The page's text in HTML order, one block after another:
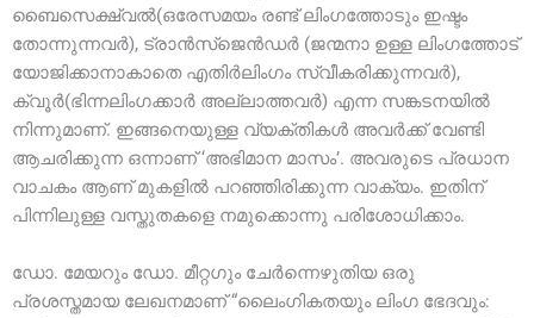
ബൈസെക്ഷ്വൽ(ഒരേസമയം രണ്ട് ലിംഗത്തോടും ഇഷ്ടം
തോന്നുന്നവർ), ട്രാൻസ്ജെൻഡർ (ജന്മനാ ഉള്ള ലിംഗത്തോട്
യോജിക്കാനാകാതെ എതിർലിംഗം സ്വീകരിക്കുന്നവർ),
ക്വൂർ(ഭിന്നലിംഗക്കാർ അല്ലാത്തവർ) എന്ന സങ്കടനയിൽ
നിന്നുമാണ്. ഇങ്ങനെയുള്ള വ്യക്തികൾ അവർക്ക് വേണ്ടി
ആചരിക്കുന്ന ഒന്നാണ് ‘അഭിമാന മാസം’. അവരുടെ പ്രധാന
വാചകം ആണ് മുകളിൽ പറഞ്ഞിരിക്കുന്ന വാക്യം. ഇതിന്
പിന്നിലുള്ള വസ്തുതകളെ നമുക്കൊന്നു പരിശോധിക്കാം.
ഡോ. മേയറും ഡോ. മീറ്റഗും ചേർന്നെഴുതിയ ഒരു
പ്രശസ്തമായ ലേഖനമാണ് “ലൈംഗികതയും ലിംഗ ഭേദവും: